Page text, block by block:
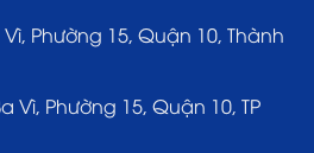
Phường 15, Quận 10, Thành
Vì, Phường 15, Quận 10, TP